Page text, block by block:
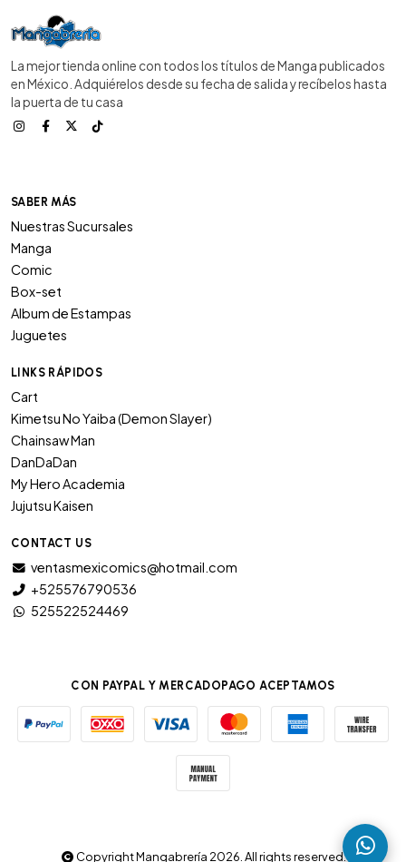
La mejor tienda online con todos los títulos de Manga publicados
en México. Adquiérelos desde su fecha de salida y recíbelos hasta
la puerta de tu casa
SABER MÁS
Nuestras Sucursales
Manga
Comic
Box-set
Album de Estampas
Juguetes
LINKS RÁPIDOS
Cart
Kimetsu No Yaiba (Demon Slayer)
Chainsaw Man
DanDaDan
My Hero Academia
Jujutsu Kaisen
CONTACT US
ventasmexicomics@hotmail.com
+525576790536
525522524469
CON PAYPAL Y MERCADOPAGO ACEPTAMOS
Copyright Mangabrería 2026. All rights reserved.